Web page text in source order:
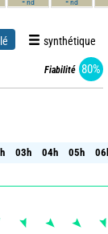
nd nd
synthétique
Fiabilité 80%
03h 04h 05h
03h 04h 05h